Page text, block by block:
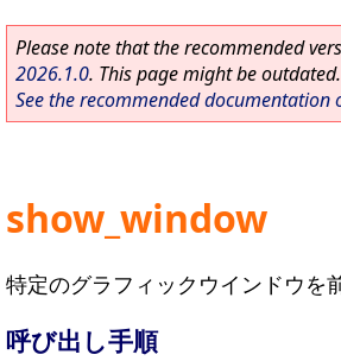
Please note that the recommended
2026.1.0. This page might be outdated.
See the recommended documentation
show_window
特定のグラフィックウインドウを
呼び出し手順